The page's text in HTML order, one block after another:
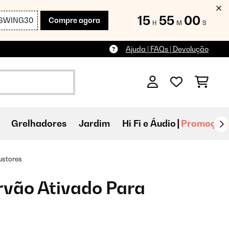
Compre agora 15 H 54 M 57 S
Ajuda | FAQs | Devolução
Grelhadores Jardim Hi Fi e Áudio
Ativado Para